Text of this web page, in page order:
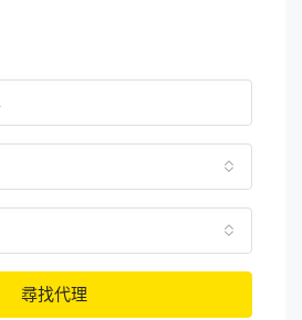
尋找代理